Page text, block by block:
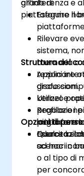
all’inferenza e
piattaforme
grado di:
Eseguire il
Rilevare
sistema,
memoria o
Applicare
grafo
kernel e
Regolare i
migliorare
ridurre la
Struttura del
Lezioni
discussioni.
Utilizzo
scenari
Opzioni di
Qualora si
ad hoc in
o al tipo di
per